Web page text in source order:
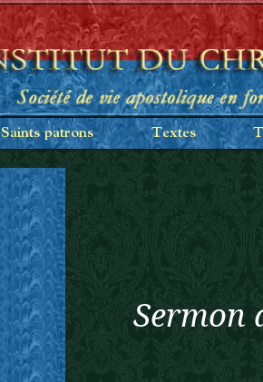
Saints patrons Textes
Sermon